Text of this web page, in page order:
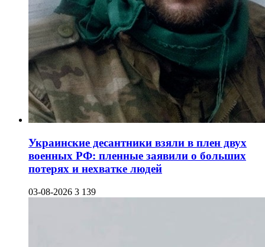
Украинские десантники взяли в плен двух
военных РФ: пленные заявили о больших
потерях и нехватке людей
03-08-2026 3 139